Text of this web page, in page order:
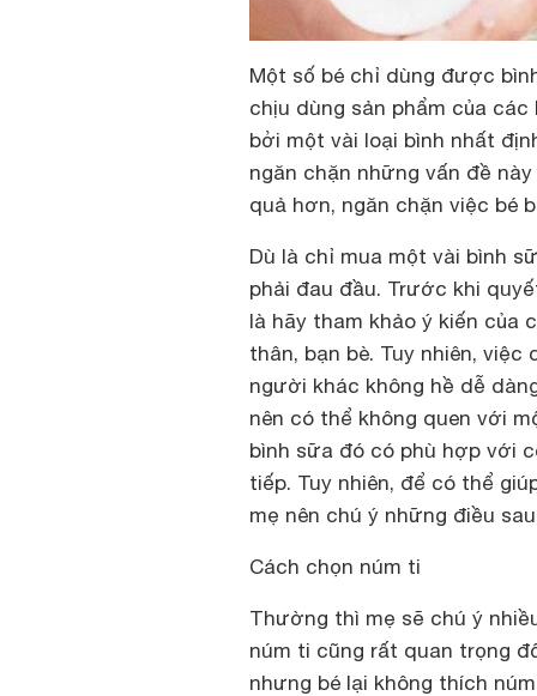
Một số bé chỉ dùng được
chịu dùng sản phẩm của
bởi một vài loại bình nhất
ngăn chặn những vấn đề
quả hơn, ngăn chặn việc bé
Dù là chỉ mua một vài bình
phải đau đầu. Trước khi
là hãy tham khảo ý kiến của
thân, bạn bè. Tuy nhiên,
người khác không hề dễ
nên có thể không quen với
bình sữa đó có phù hợp với
tiếp. Tuy nhiên, để có thể
mẹ nên chú ý những điều
Cách chọn núm ti
Thường thì mẹ sẽ chú ý
núm ti cũng rất quan trọng
nhưng bé lại không thích